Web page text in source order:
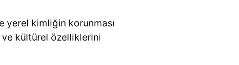
yerel kimliğin korunması
kültürel özelliklerini